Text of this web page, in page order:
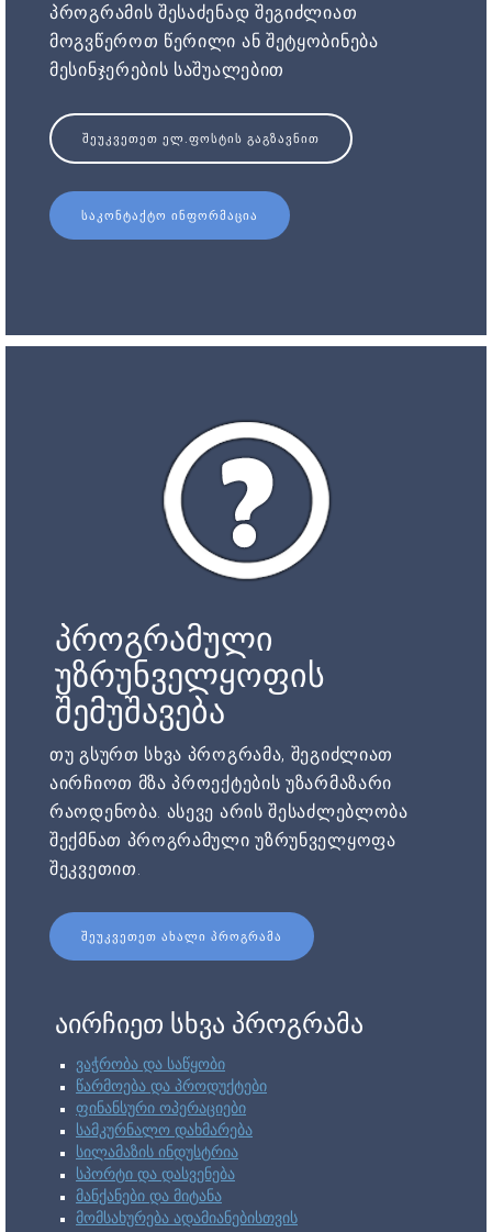
პროგრამის შესაძენად შეგიძლიათ
მოგვწეროთ წერილი ან შეტყობინება
მესინჯერების საშუალებით
ᲨᲔᲣᲙᲕᲔᲗᲔᲗ ᲔᲚ.ᲤᲝᲡᲢᲘᲡ ᲒᲐᲒᲖᲐᲕᲜᲘᲗ
ᲡᲐᲙᲝᲜᲢᲐᲥᲢᲝ ᲘᲜᲤᲝᲠᲛᲐᲪᲘᲐ
პროგრამული
უზრუნველყოფის
შემუშავება
თუ გსურთ სხვა პროგრამა, შეგიძლიათ
აირჩიოთ მზა პროექტების უზარმაზარი
რაოდენობა. ასევე არის შესაძლებლობა
შექმნათ პროგრამული უზრუნველყოფა
შეკვეთით.
ᲨᲔᲣᲙᲕᲔᲗᲔᲗ ᲐᲮᲐᲚᲘ ᲞᲠᲝᲒᲠᲐᲛᲐ
აირჩიეთ სხვა პროგრამა
ვაჭრობა და საწყობი
წარმოება და პროდუქტები
ფინანსური ოპერაციები
სამკურნალო დახმარება
სილამაზის ინდუსტრია
სპორტი და დასვენება
მანქანები და მიტანა
მომსახურება ადამიანებისთვის